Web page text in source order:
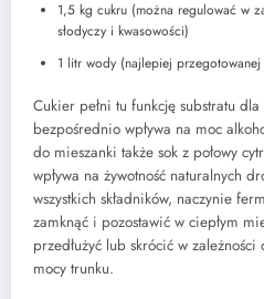
1,5 kg cukru (można regulować w
słodyczy i kwasowości)
1 litr wody (najlepiej przegotowanej
Cukier pełni tu funkcję substratu
bezpośrednio wpływa na moc
do mieszanki także sok z połowy
wpływa na żywotność naturalnych
wszystkich składników, naczynie
zamknąć i pozostawić w ciepłym
przedłużyć lub skrócić w
mocy trunku.